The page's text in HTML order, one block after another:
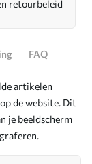
retourbeleid
FAQ
artikelen
de website. Dit
je beeldscherm